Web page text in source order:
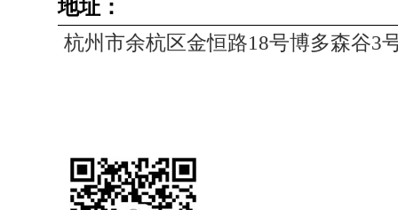
地址：
杭州市余杭区金恒路18号博多森谷3